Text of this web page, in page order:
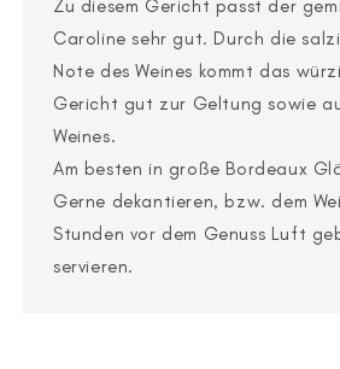
Zu diesem Gericht passt der
Caroline sehr gut. Durch die
Note des Weines kommt das
Gericht gut zur Geltung sowie
Weines.
Am besten in große Bordeaux
Gerne dekantieren, bzw. dem
Stunden vor dem Genuss Luft
servieren.